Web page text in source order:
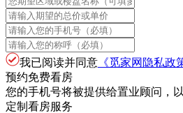
我已阅读并同意 《觅家网隐私政
预约免费看房
您的手机号将被提供给置业顾问，
定制看房服务